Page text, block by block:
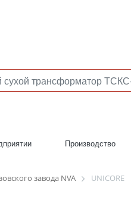
Производство
завода NVA UNICORE